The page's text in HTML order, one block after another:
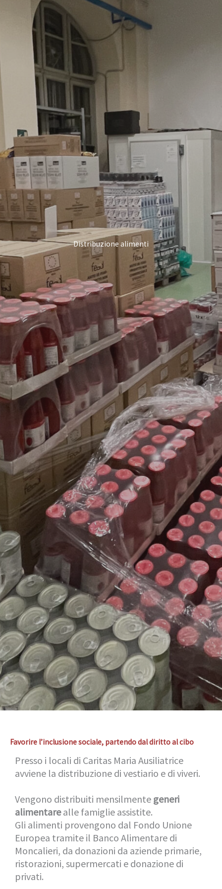
Distribuzione alimenti
Favorire l’inclusione sociale, partendo dal diritto al cibo
Presso i locali di Caritas Maria Ausiliatrice
avviene la distribuzione di vestiario e di viveri.
Vengono distribuiti mensilmente generi
alimentarealle famiglie assistite.
Gli alimenti provengono dal Fondo Unione
Europea tramite il Banco Alimentare di
Moncalieri, da donazioni da aziende primarie,
ristorazioni, supermercati e donazione di
privati.